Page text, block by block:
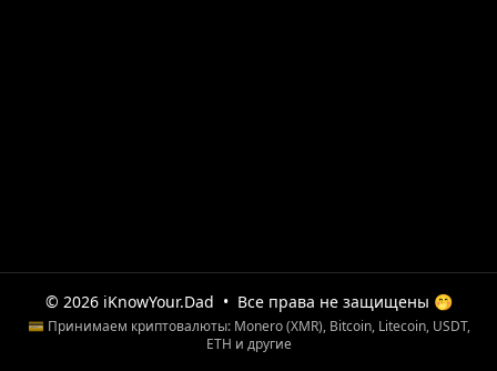
© 2026 iKnowYour.Dad • Все права не защищены 🤭
💳 Принимаем криптовалюты: Monero (XMR), Bitcoin, Litecoin, USDT,
ETH и другие